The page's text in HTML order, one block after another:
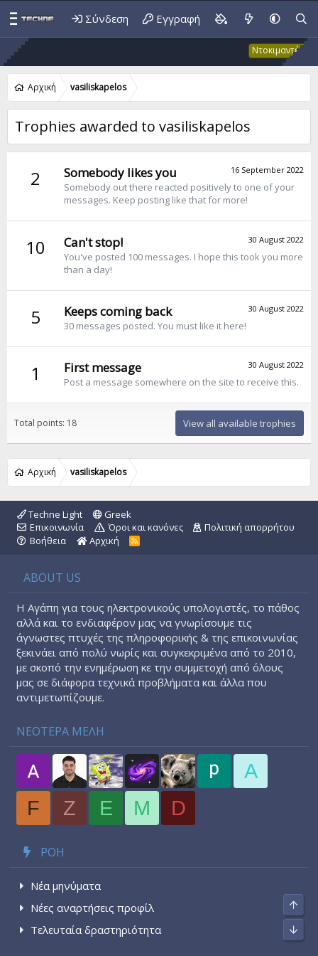
Σύνδεση Εγγραφή
Ντοκιμαντέρ
Αρχική vasiliskapelos
Trophies awarded to vasiliskapelos
2 16 September 2022
Somebody likes you
Somebody out there reacted positively to one of your
messages. Keep posting like that for more!
10 30 August 2022
Can't stop!
You've posted 100 messages. I hope this took you more
than a day!
5 30 August 2022
Keeps coming back
30 messages posted. You must like it here!
1 30 August 2022
First message
Post a message somewhere on the site to receive this.
Total points: 18 View all available trophies
Αρχική vasiliskapelos
Techne Light
Greek
Επικοινωνία
Όροι και κανόνες
Πολιτική απορρήτου
Βοήθεια
Αρχική
R
ABOUT US
Η Αγάπη για τους ηλεκτρονικούς υπολογιστές, το πάθος
αλλά και το ενδιαφέρον μας να γνωρίσουμε τις
άγνωστες πτυχές της πληροφορικής & της επικοινωνίας
ξεκινάει από πολύ νωρίς και συγκεκριμένα από το 2010,
με σκοπό την ενημέρωση κε την συμμετοχή από όλους
μας σε διάφορα τεχνικά προβλήματα και άλλα που
αντιμετωπίζουμε.
ΝΕΟΤΕΡΑ ΜΕΛΗ
A
F
Z E M D
ΡΟΉ
Νέα μηνύματα
Νέες αναρτήσεις προφίλ
Τελευταία δραστηριότητα
Top